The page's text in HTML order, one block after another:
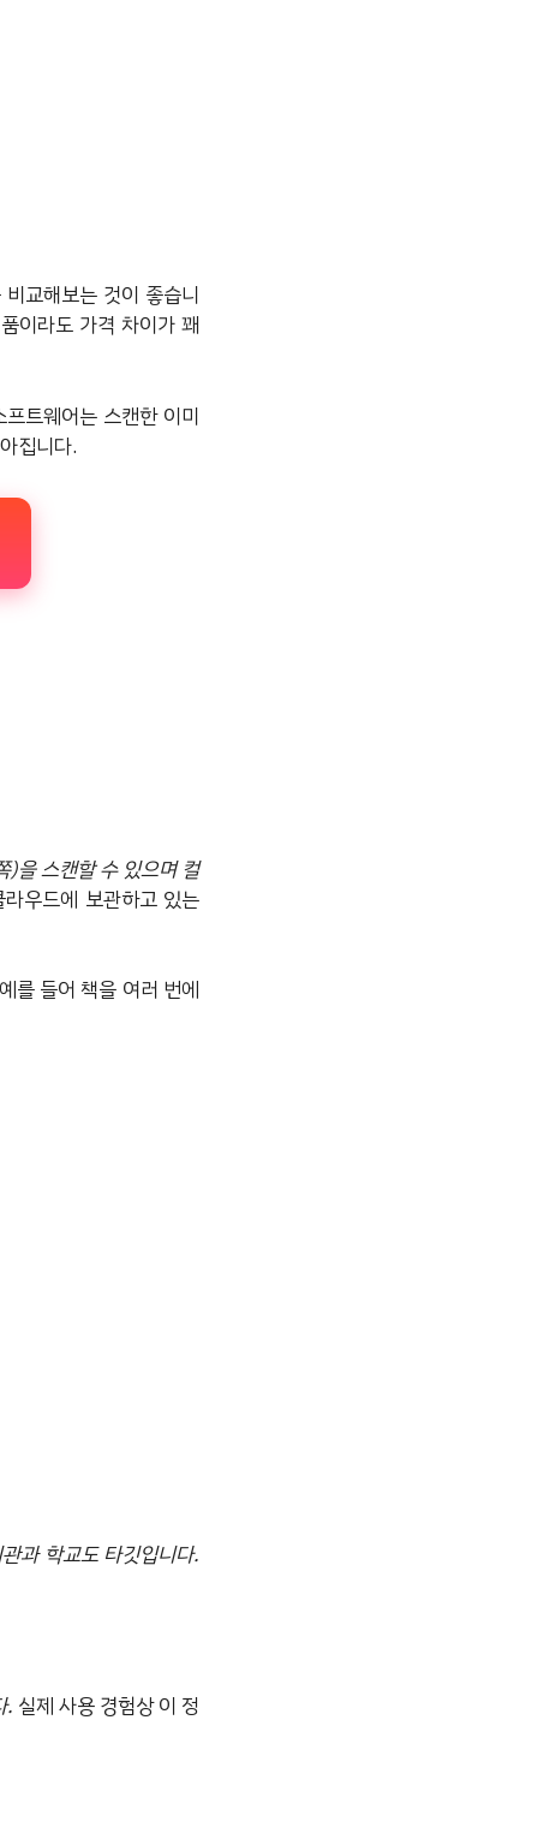
교해보는 것이 좋습니
이라도 가격 차이가 꽤
프트웨어는 스캔한 이미
집니다.
을 스캔할 수 있으며 컬
우드에 보관하고 있는
예를 들어 책을 여러 번에
과 학교도 타깃입니다.
. 실제 사용 경험상 이 정